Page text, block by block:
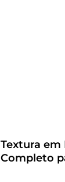
Textura em
Completo